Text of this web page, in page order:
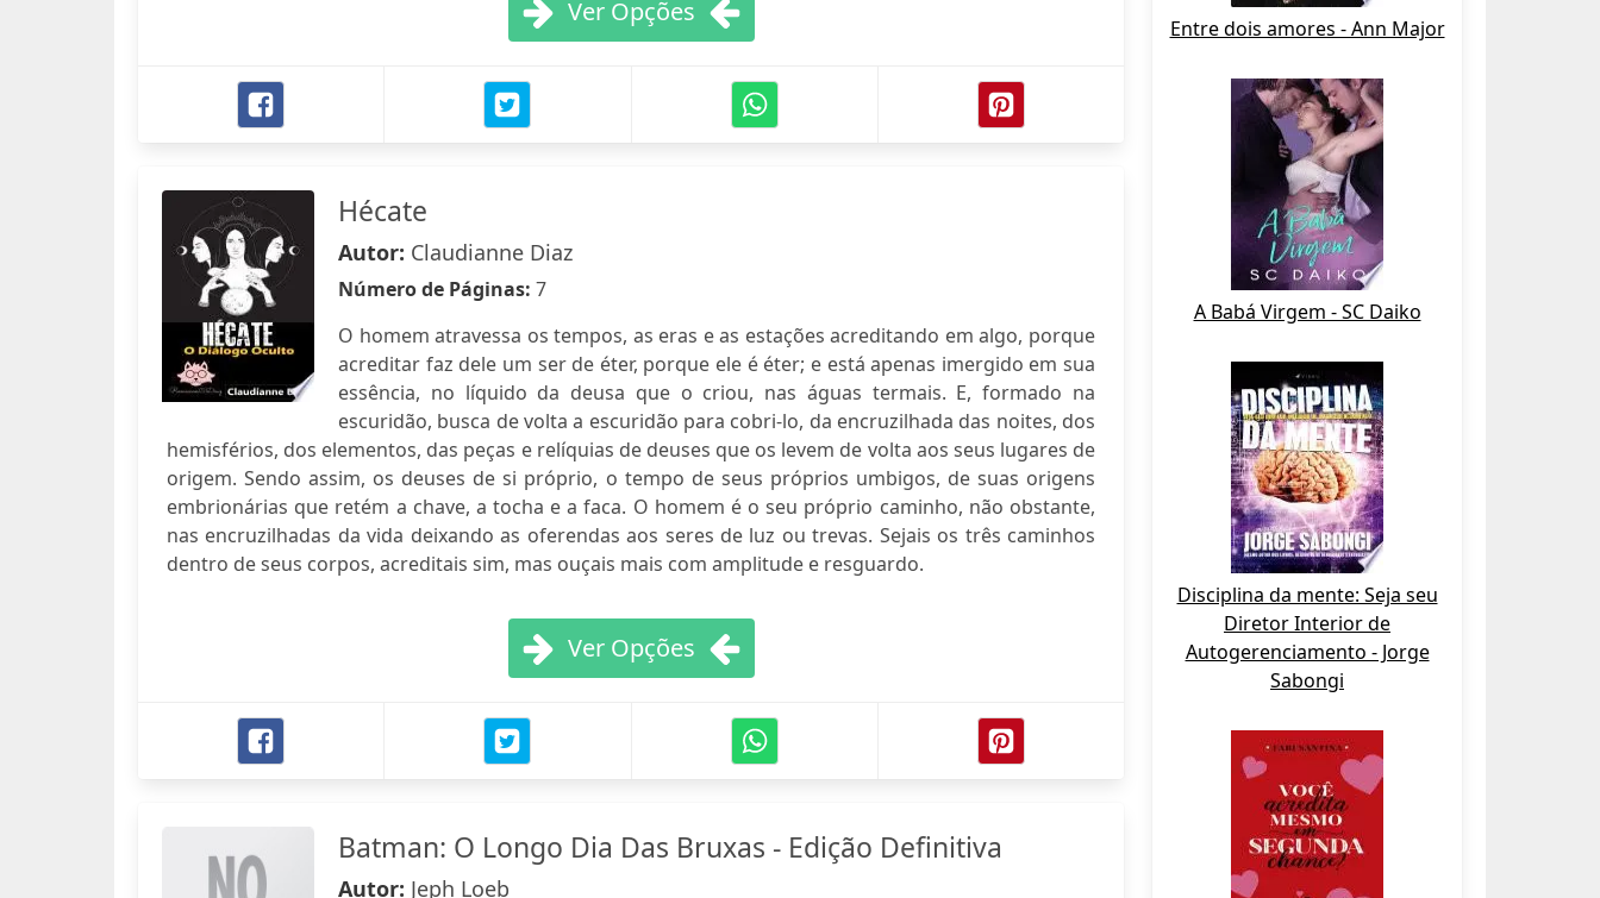
Ver Opções
Hécate
Autor: Claudianne Diaz
Número de Páginas: 7
O homem atravessa os tempos, as eras e as estações acreditando em algo, porque
acreditar faz dele um ser de éter, porque ele é éter; e está apenas imergido em sua
essência, no líquido da deusa que o criou, nas águas termais. E, formado na
escuridão, busca de volta a escuridão para cobri-lo, da encruzilhada das noites, dos
hemisférios, dos elementos, das peças e relíquias de deuses que os levem de volta aos seus lugares de
origem. Sendo assim, os deuses de si próprio, o tempo de seus próprios umbigos, de suas origens
embrionárias que retém a chave, a tocha e a faca. O homem é o seu próprio caminho, não obstante,
nas encruzilhadas da vida deixando as oferendas aos seres de luz ou trevas. Sejais os três caminhos
dentro de seus corpos, acreditais sim, mas ouçais mais com amplitude e resguardo.
Ver Opções
Batman: O Longo Dia Das Bruxas - Edição Definitiva
Autor: Jeph Loeb
Entre dois amores - Ann Major
A Babá Virgem - SC Daiko
Disciplina da mente: Seja seu
Diretor Interior de
Autogerenciamento - Jorge
Sabongi